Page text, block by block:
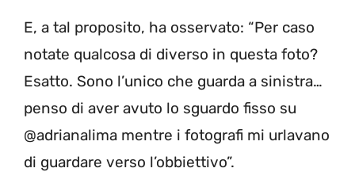
E, a tal proposito, ha osservato: “Per caso
notate qualcosa di diverso in questa foto?
Esatto. Sono l’unico che guarda a sinistra…
penso di aver avuto lo sguardo fisso su
@adrianalima mentre i fotografi mi urlavano
di guardare verso l’obbiettivo”.